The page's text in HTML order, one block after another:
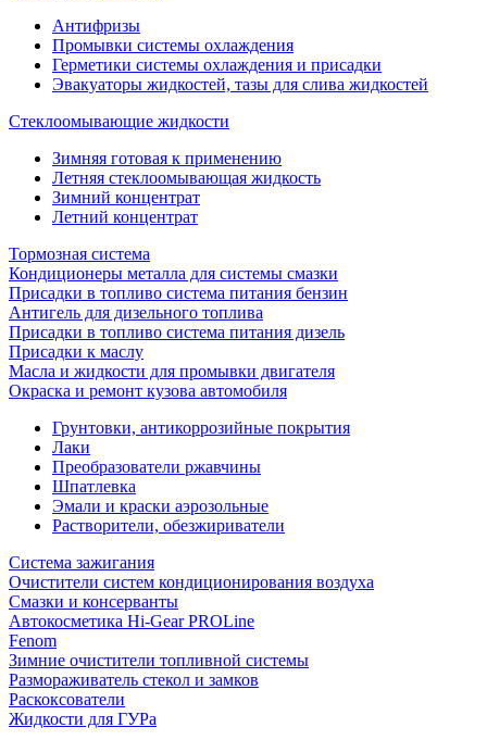
Антифризы
Промывки системы охлаждения
Герметики системы охлаждения и присадки
Эвакуаторы жидкостей, тазы для слива жидкостей
Стеклоомывающие жидкости
Зимняя готовая к применению
Летняя стеклоомывающая жидкость
Зимний концентрат
Летний концентрат
Тормозная система
Кондиционеры металла для системы смазки
Присадки в топливо система питания бензин
Антигель для дизельного топлива
Присадки в топливо система питания дизель
Присадки к маслу
Масла и жидкости для промывки двигателя
Окраска и ремонт кузова автомобиля
Грунтовки, антикоррозийные покрытия
Лаки
Преобразователи ржавчины
Шпатлевка
Эмали и краски аэрозольные
Растворители, обезжириватели
Система зажигания
Очистители систем кондиционирования воздуха
Смазки и консерванты
Автокосметика Hi-Gear PROLine
Fenom
Зимние очистители топливной системы
Размораживатель стекол и замков
Раскоксователи
Жидкости для ГУРа